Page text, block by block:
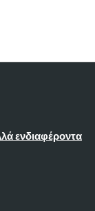
ενδιαφέροντα